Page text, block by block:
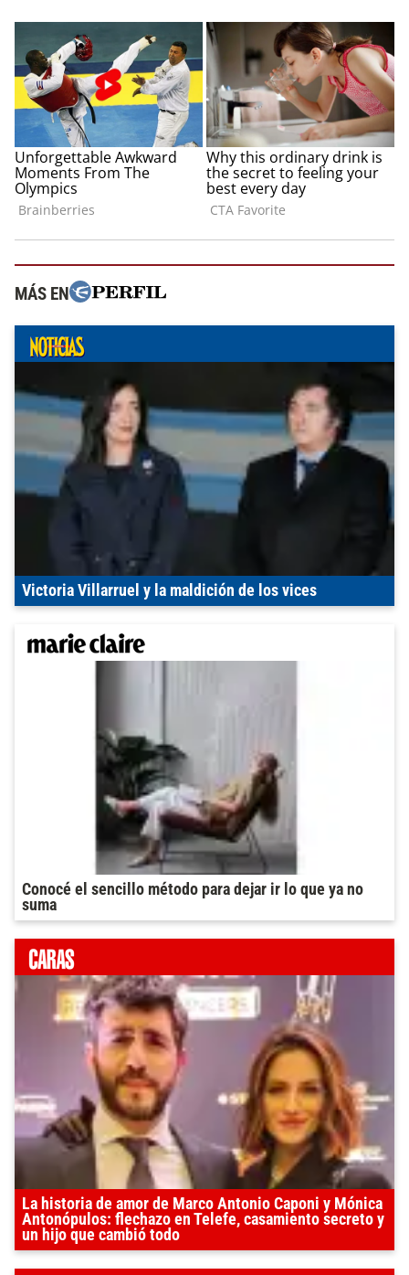
MÁS EN
Victoria Villarruel y la maldición de los vices
Conocé el sencillo método para dejar ir lo que ya no
suma
La historia de amor de Marco Antonio Caponi y Mónica
Antonópulos: flechazo en Telefe, casamiento secreto y
un hijo que cambió todo